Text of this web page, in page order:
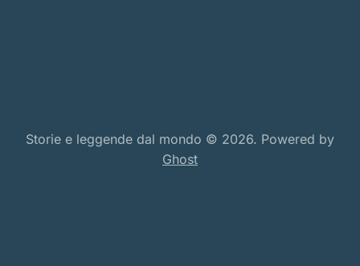
Storie e leggende dal mondo © 2026. Powered by
Ghost